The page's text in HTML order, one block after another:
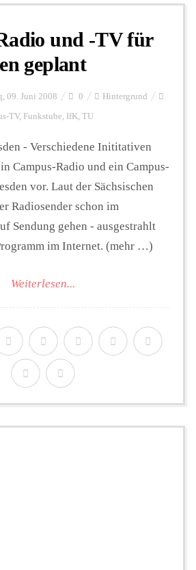
Personalien
Hintergrund
Beiträge
Podcast
Seminare
Unterstützen
und -TV für
geplant
09. Juni 2008 0 Hintergrund
TV, Funkstube, IfK, TU
- Verschiedene Inititativen
Campus-Radio und ein Campus-
vor. Laut der Sächsischen
Radiosender schon im
Sendung gehen - ausgestrahlt
im Internet. (mehr …)
Weiterlesen...